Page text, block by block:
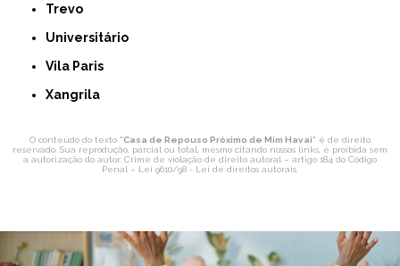
Trevo
Universitário
Vila Paris
Xangrila
O conteúdo do texto "Casa de Repouso Próximo de Mim Havai" é de direito
reservado. Sua reprodução, parcial ou total, mesmo citando nossos links, é proibida sem
a autorização do autor. Crime de violação de direito autoral – artigo 184 do Código
Penal – Lei 9610/98 - Lei de direitos autorais